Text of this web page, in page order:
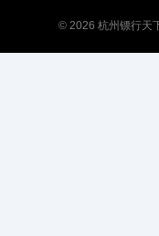
© 2026 杭州镖行天